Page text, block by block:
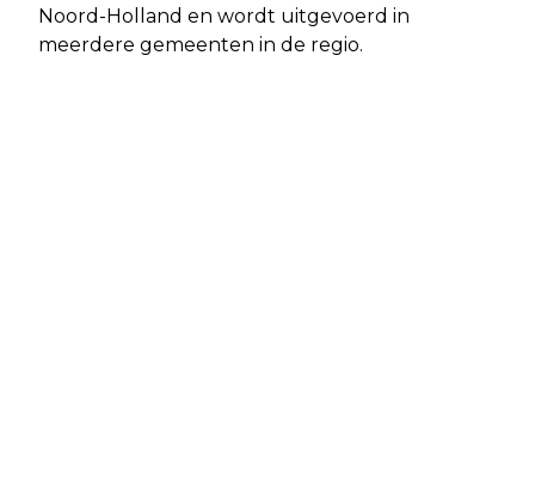
Noord-Holland en wordt uitgevoerd in
meerdere gemeenten in de regio.